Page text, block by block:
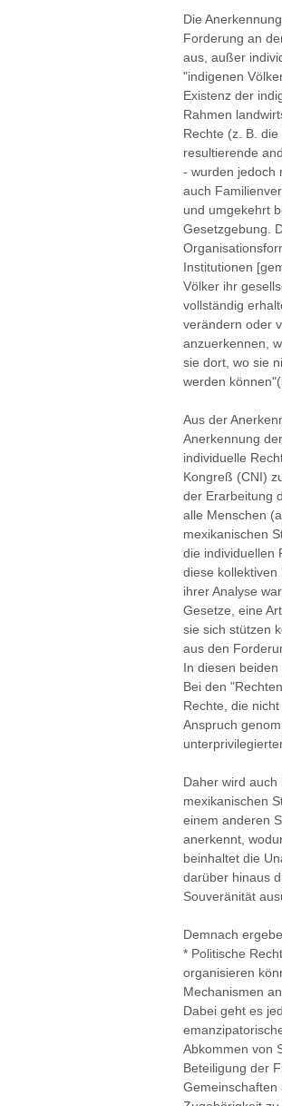
Die
Forderung an
aus, außer
"indigenen
Existenz der
Rahmen
Rechte (z. B.
resultierende
- wurden jedoch
auch
und umgekehrt
Gesetzgebung.
Institutionen
Völker ihr
vollständig
verändern oder
anzuerkennen,
sie dort, wo sie
werden
Aus der
Anerkennung
individuelle
Kongreß (CNI)
der Erarbeitung
alle Menschen
mexikanischen
die individuellen
diese
ihrer Analyse
Gesetze, eine
sie sich stützen
aus den
In diesen
Bei den
Rechte, die
Anspruch
Daher wird
mexikanischen
einem anderen
anerkennt,
beinhaltet die
darüber hinaus
Souveränität
Demnach
* Politische
organisieren
Mechanismen
Dabei geht es
Abkommen von
Beteiligung der
Gemeinschaften